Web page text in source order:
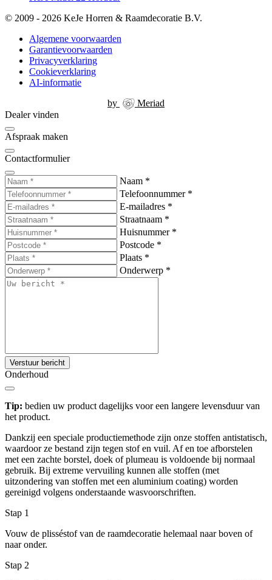
© 2009 - 2026 KeJe Horren & Raamdecoratie B.V.
Algemene voorwaarden
Garantievoorwaarden
Privacyverklaring
Cookieverklaring
AI-informatie
by
Meriad
Dealer vinden
Afspraak maken
Contactformulier
Naam *
Telefoonnummer *
E-mailadres *
Straatnaam *
Huisnummer *
Postcode *
Plaats *
Onderwerp *
Verstuur bericht
Onderhoud
Tip: bedien uw product dagelijks voor een langere levensduur van
het product.
Dankzij een speciale productiemethode zijn onze stoffen antistatisch,
waardoor ze bestand zijn tegen stof en vuil. Af en toe afborstelen
met een zachte borstel, doek of plumeau is voldoende bij normaal
gebruik. Bij extreme vervuiling kunnen alle stoffen (met
uitzondering van stoffen met een aluminium coating) worden
gereinigd volgens onderstaande wasvoorschriften.
Stap 1
Vouw de plisséstof van de raamdecoratie helemaal naar boven of
naar onder.
Stap 2